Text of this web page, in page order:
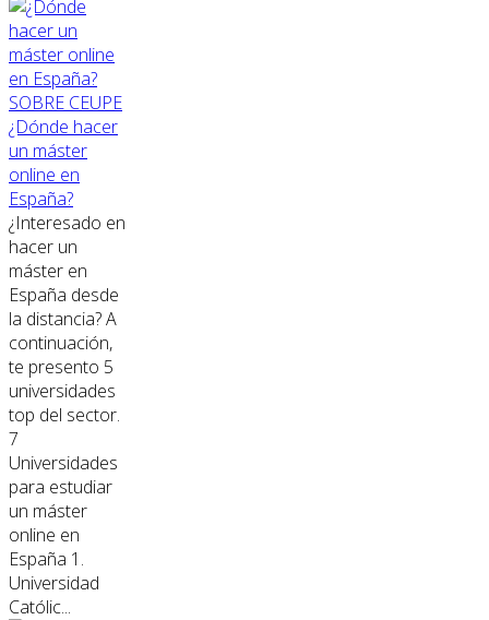
SOBRE CEUPE
¿Dónde hacer
un máster
online en
España?
¿Interesado en
hacer un
máster en
España desde
la distancia? A
continuación,
te presento 5
universidades
top del sector.
7
Universidades
para estudiar
un máster
online en
España 1.
Universidad
Católic...